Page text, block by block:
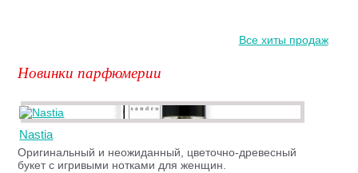
Все хиты продаж
Новинки парфюмерии
Nastia
Оригинальный и неожиданный, цветочно-древесный
букет с игривыми нотками для женщин.